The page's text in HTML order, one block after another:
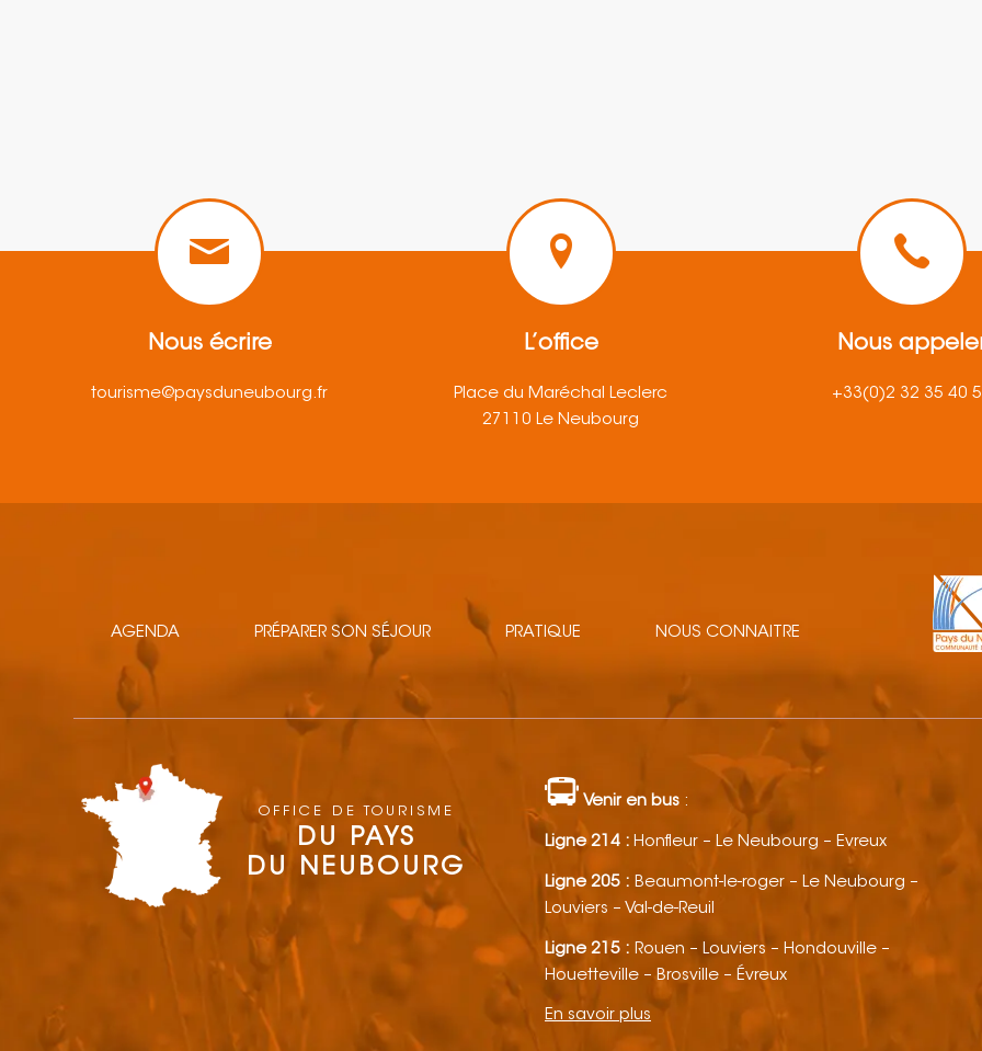
Nous écrire
tourisme@paysduneubourg.fr
L’office
Place du Maréchal Leclerc
27110 Le Neubourg
Nous
+33(0)2 32 35 40
AGENDA PRÉPARER SON SÉJOUR PRATIQUE NOUS CONNAITRE
OFFICE DE TOURISME
DU PAYS
DU NEUBOURG
Venir en bus :
Ligne 214 : Honfleur – Le Neubourg – Evreux
Ligne 205 : Beaumont-le-roger – Le Neubourg –
Louviers – Val-de-Reuil
Ligne 215 : Rouen – Louviers – Hondouville –
Houetteville – Brosville – Évreux
En savoir plus